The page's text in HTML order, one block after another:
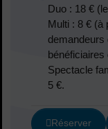
Tarif :
Duo : 18 €
Multi : 8 € (à
demandeurs
Spectacle
5 €.
Réserver